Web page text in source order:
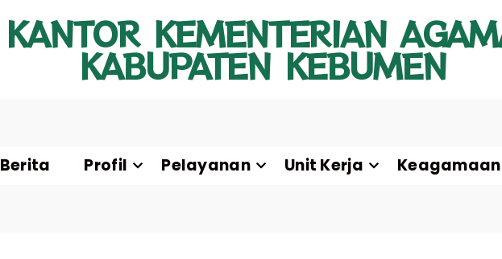
KANTOR KEMENTERIAN
KABUPATEN KEBUMEN
Berita Profil Pelayanan Unit Kerja Keagamaan